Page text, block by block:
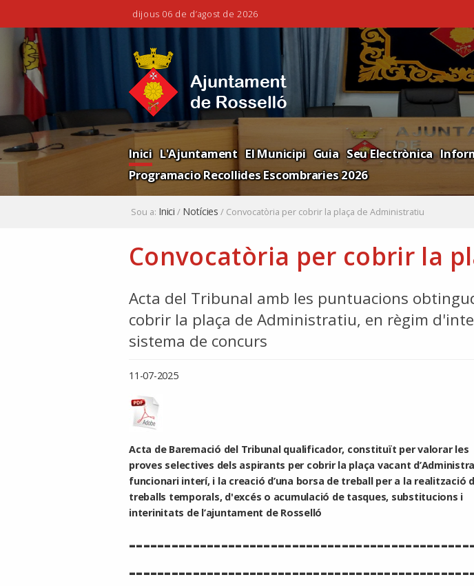
dijous 06 de d’agost de 2026
al
contingut.
Salta
a
la
navegació
personals
Inici L'Ajuntament El Municipi Guia Seu Electrònica
Programacio Recollides Escombraries 2026
Sou a: Inici / Notícies / Convocatòria per cobrir la plaça de Administratiu
Convocatòria per cobrir la
Acta del Tribunal amb les puntuacions
cobrir la plaça de Administratiu, en règim
sistema de concurs
11-07-2025
Acta de Baremació del Tribunal qualificador, constituït per valorar les
proves selectives dels aspirants per cobrir la plaça vacant
funcionari interí, i la creació d’una borsa de treball per a la realització
treballs temporals, d'excés o acumulació de tasques, substitucions i
interinitats de l’ajuntament de Rosselló